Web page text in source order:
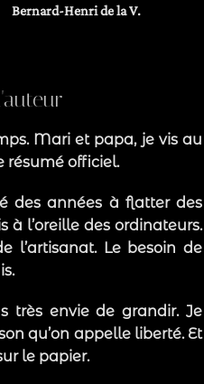
Bernard-Henri de la V.
Mari et papa, je vis au
résumé officiel.
des années à flatter des
à l’oreille des ordinateurs.
l’artisanat. Le besoin de
très envie de grandir. Je
qu’on appelle liberté. Et
le papier.